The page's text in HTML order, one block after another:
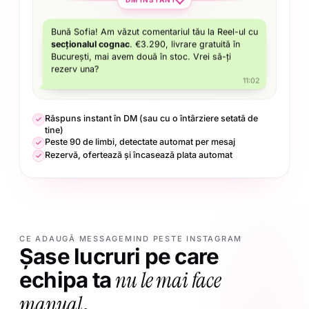
Bună Sofia! Am văzut comentariul tău la Reel-ul cu
secționalul cognac . €3.290, livrare gratuită în
București, mai avem două în stoc. Vrei să-ți
rezerv una?
11:02
Răspuns instant în DM (sau cu o întârziere setată de
tine)
Peste 90 de limbi, detectate automat per mesaj
Rezervă, ofertează și încasează plata automat
CE ADAUGĂ MESSAGEMIND PESTE INSTAGRAM
Șase lucruri pe care
echipa tanu le mai face